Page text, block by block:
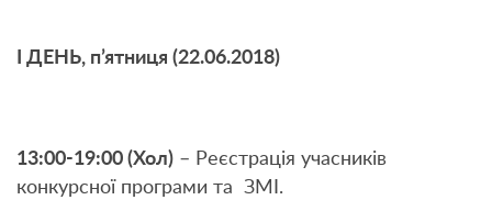
І ДЕНЬ, п’ятниця (22.06.2018)
13:00-19:00 (Хол) – Реєстрація учасників
конкурсної програми та ЗМІ.